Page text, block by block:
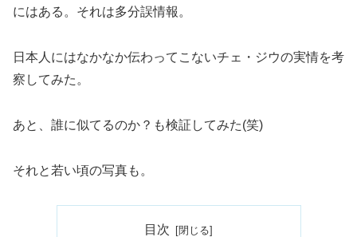
にはある。それは多分誤情報。
日本人にはなかなか伝わってこないチェ・ジウの実情を考
察してみた。
あと、誰に似てるのか？も検証してみた(笑)
それと若い頃の写真も。
目次